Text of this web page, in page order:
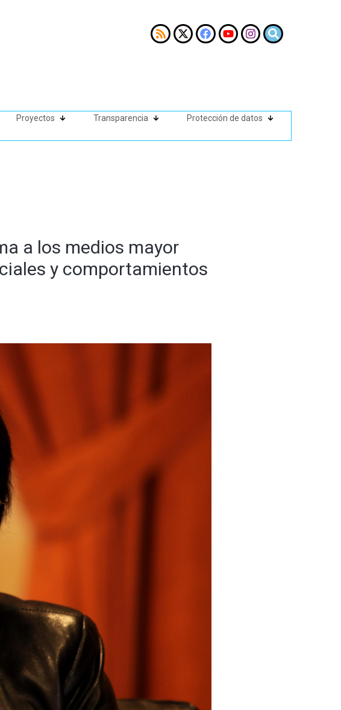
Proyectos Transparencia Protección de datos
a los medios mayor
y comportamientos